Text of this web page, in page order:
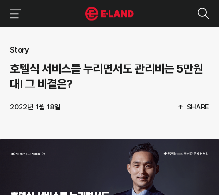
뉴스 상세보기
Story
호텔식 서비스를 누리면서도 관리비는 5만원
대! 그 비결은?
2022년 1월 18일 SHARE